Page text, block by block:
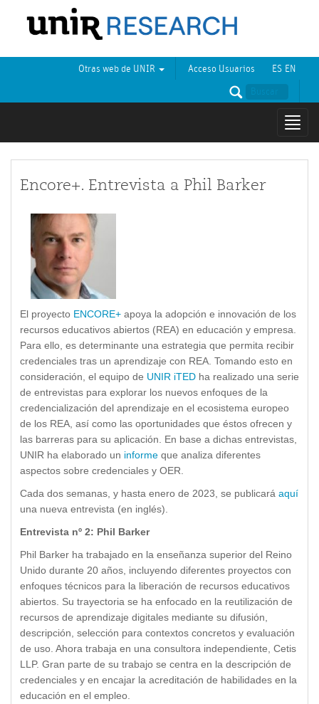
ES EN
Acceso Usuarios
Otras web de UNIR
Encore+. Entrevista a Phil Barker
El proyecto ENCORE+ apoya la adopción e innovación de los
recursos educativos abiertos (REA) en educación y empresa.
Para ello, es determinante una estrategia que permita recibir
credenciales tras un aprendizaje con REA. Tomando esto en
consideración, el equipo de UNIR iTED ha realizado una serie
de entrevistas para explorar los nuevos enfoques de la
credencialización del aprendizaje en el ecosistema europeo
de los REA, así como las oportunidades que éstos ofrecen y
las barreras para su aplicación. En base a dichas entrevistas,
UNIR ha elaborado un informe que analiza diferentes
aspectos sobre credenciales y OER.
Cada dos semanas, y hasta enero de 2023, se publicará aquí
una nueva entrevista (en inglés).
Entrevista nº 2: Phil Barker
Phil Barker ha trabajado en la enseñanza superior del Reino
Unido durante 20 años, incluyendo diferentes proyectos con
enfoques técnicos para la liberación de recursos educativos
abiertos. Su trayectoria se ha enfocado en la reutilización de
recursos de aprendizaje digitales mediante su difusión,
descripción, selección para contextos concretos y evaluación
de uso. Ahora trabaja en una consultora independiente, Cetis
LLP. Gran parte de su trabajo se centra en la descripción de
credenciales y en encajar la acreditación de habilidades en la
educación en el empleo.